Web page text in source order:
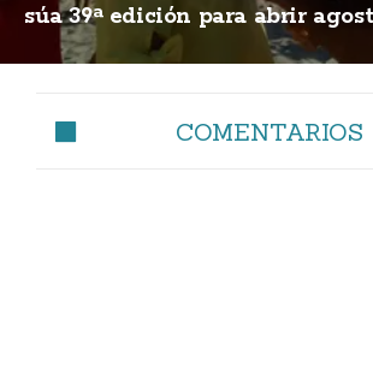
súa 39ª edición para abrir
COMENTARIOS